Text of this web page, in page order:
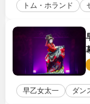
トム・ホランド
早乙女太一 ダン